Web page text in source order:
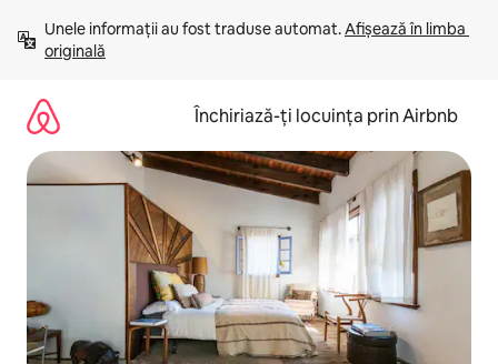
mergi
conținut
Unele informații au fost traduse automat. Afișează în limba
originală
Închiriază-ți locuința prin Airbnb